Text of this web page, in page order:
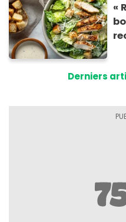
«
Derniers